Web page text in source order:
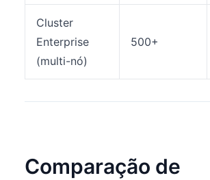
Cluster
Enterprise
(multi-nó)
500+
Comparação de